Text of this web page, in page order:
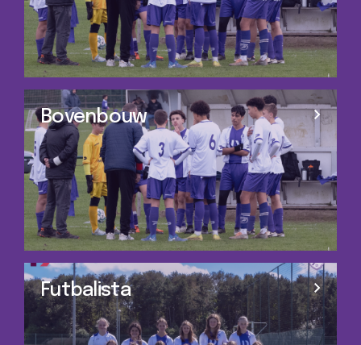
Bovenbouw
Futbalista